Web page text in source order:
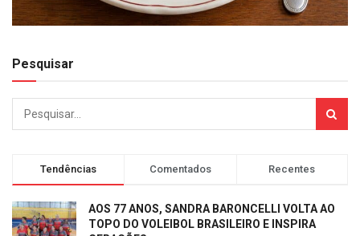
Pesquisar
Tendências Comentados Recentes
AOS 77 ANOS, SANDRA BARONCELLI VOLTA AO
TOPO DO VOLEIBOL BRASILEIRO E INSPIRA